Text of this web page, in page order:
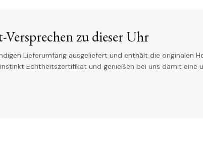
zu dieser Uhr
Lieferumfang ausgeliefert und enthält die originalen
Echtheitszertifikat und genießen bei uns damit eine